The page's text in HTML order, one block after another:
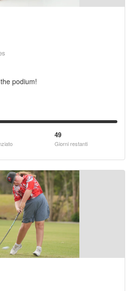
podium!
49
Giorni restanti